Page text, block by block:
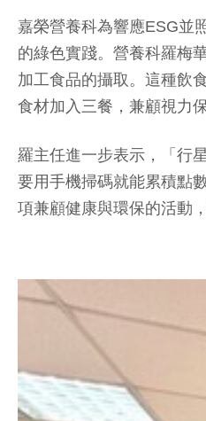
嘉榮營養科為響應ESG並
的綠色實踐。營養科羅梅
加工食品的攝取。這種飲
食材加入三餐，兼顧視力
羅主任進一步表示，「行
要用手機掃碼就能累積點
項兼顧健康與環保的活動